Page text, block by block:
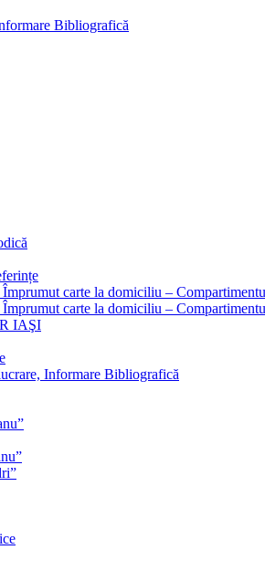
Bibliografică
carte la domiciliu –
carte la domiciliu –
IAŞI
Informare Bibliografică